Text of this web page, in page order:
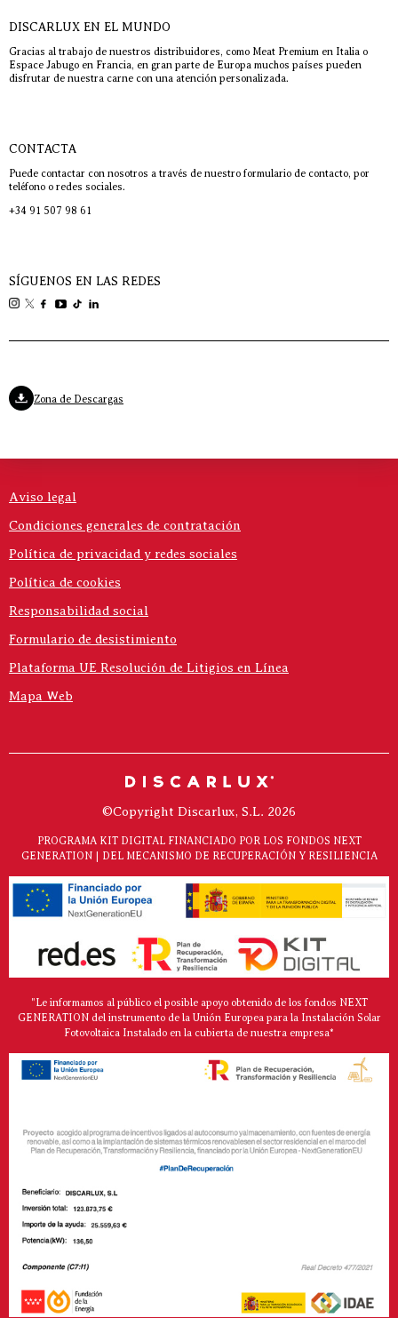
DISCARLUX EN EL MUNDO
Gracias al trabajo de nuestros distribuidores, como Meat Premium en Italia o
Espace Jabugo en Francia, en gran parte de Europa muchos países pueden
disfrutar de nuestra carne con una atención personalizada.
CONTACTA
Puede contactar con nosotros a través de nuestro formulario de contacto, por
teléfono o redes sociales.
+34 91 507 98 61
SÍGUENOS EN LAS REDES
Zona de Descargas
Aviso legal
Condiciones generales de contratación
Política de privacidad y redes sociales
Política de cookies
Responsabilidad social
Formulario de desistimiento
Plataforma UE Resolución de Litigios en Línea
Mapa Web
©Copyright Discarlux, S.L. 2026
PROGRAMA KIT DIGITAL FINANCIADO POR LOS FONDOS NEXT
GENERATION | DEL MECANISMO DE RECUPERACIÓN Y RESILIENCIA
"Le informamos al público el posible apoyo obtenido de los fondos NEXT
GENERATION del instrumento de la Unión Europea para la Instalación Solar
Fotovoltaica Instalado en la cubierta de nuestra empresa*